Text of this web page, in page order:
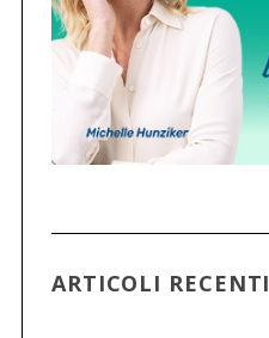
ARTICOLI RECENTI